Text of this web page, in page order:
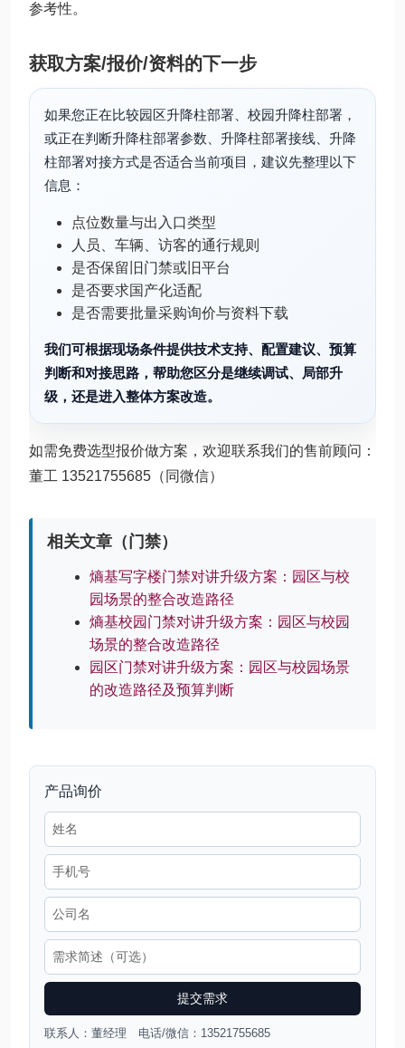
参考性。
获取方案/报价/资料的下一步
如果您正在比较园区升降柱部署、校园升降柱部署，
或正在判断升降柱部署参数、升降柱部署接线、升降
柱部署对接方式是否适合当前项目，建议先整理以下
信息：
点位数量与出入口类型
人员、车辆、访客的通行规则
是否保留旧门禁或旧平台
是否要求国产化适配
是否需要批量采购询价与资料下载
我们可根据现场条件提供技术支持、配置建议、预算
判断和对接思路，帮助您区分是继续调试、局部升
级，还是进入整体方案改造。
如需免费选型报价做方案，欢迎联系我们的售前顾问：
董工 13521755685（同微信）
相关文章（门禁）
熵基写字楼门禁对讲升级方案：园区与校
园场景的整合改造路径
熵基校园门禁对讲升级方案：园区与校园
场景的整合改造路径
园区门禁对讲升级方案：园区与校园场景
的改造路径及预算判断
产品询价
提交需求
联系人：董经理 电话/微信：13521755685